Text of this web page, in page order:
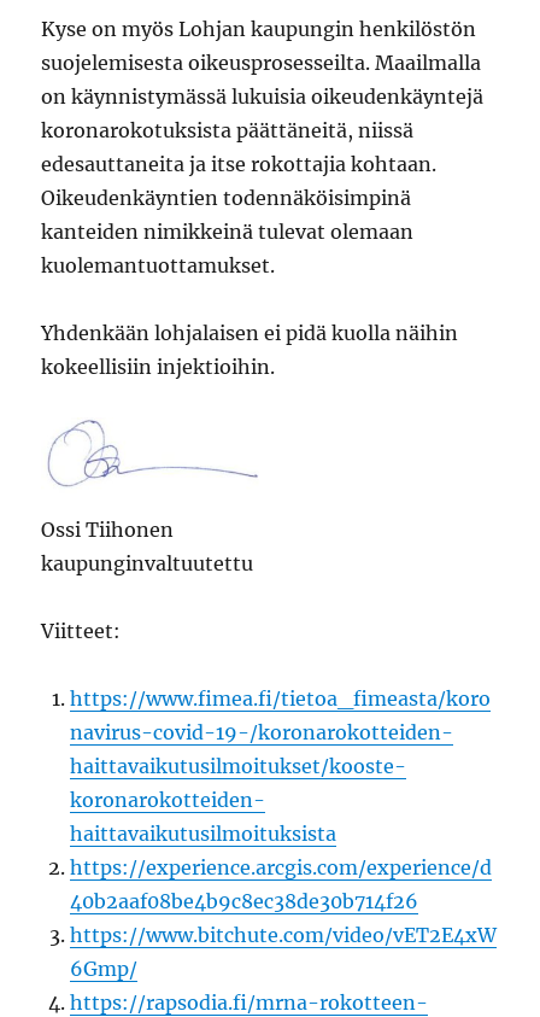
Kyse on myös Lohjan kaupungin henkilöstön
suojelemisesta oikeusprosesseilta. Maailmalla
on käynnistymässä lukuisia oikeudenkäyntejä
koronarokotuksista päättäneitä, niissä
edesauttaneita ja itse rokottajia kohtaan.
Oikeudenkäyntien todennäköisimpinä
kanteiden nimikkeinä tulevat olemaan
kuolemantuottamukset.
Yhdenkään lohjalaisen ei pidä kuolla näihin
kokeellisiin injektioihin.
Ossi Tiihonen
kaupunginvaltuutettu
Viitteet:
https://www.fimea.fi/tietoa_fimeasta/koro
navirus-covid-19-/koronarokotteiden-
haittavaikutusilmoitukset/kooste-
koronarokotteiden-
haittavaikutusilmoituksista
https://experience.arcgis.com/experience/d
40b2aaf08be4b9c8ec38de30b714f26
https://www.bitchute.com/video/vET2E4xW
6Gmp/
https://rapsodia.fi/mrna-rokotteen-